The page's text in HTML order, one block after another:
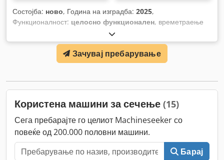
Состојба: ново, Година на изградба: 2025,
Функционалност: целосно функционален, времетраење
, вкупна ширина:
должина:1.020 мм, вкупна висина:500 мм, тип на влезен
Клима уред, максимален дијаметар на работното
, вкупна тежина:92 кг, влезен напон:
Зачувај пребарување
Користена машини за сечење (15)
Сега пребарајте го целиот Machineseeker со
повеќе од 200.000 половни машини.
Барај